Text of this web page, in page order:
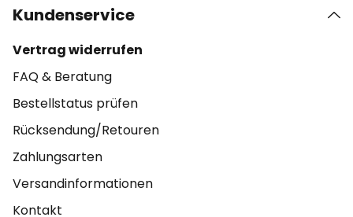
Kundenservice
Vertrag widerrufen
FAQ & Beratung
Bestellstatus prüfen
Rücksendung/Retouren
Zahlungsarten
Versandinformationen
Kontakt